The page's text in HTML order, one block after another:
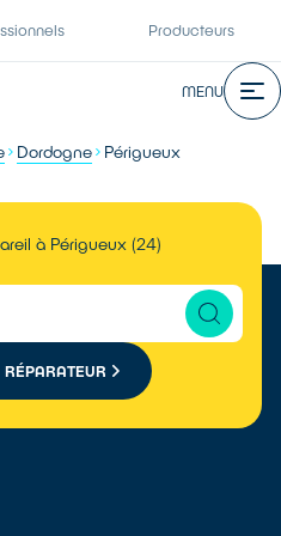
Producteurs
MENU
Dordogne Périgueux
à Périgueux (24)